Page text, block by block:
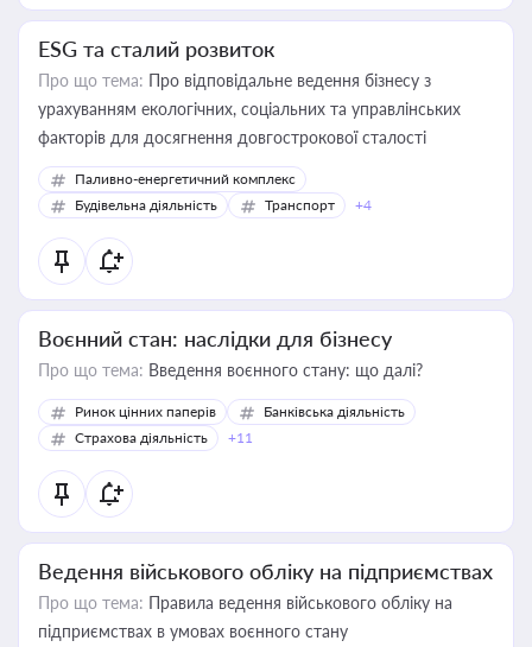
ESG та сталий розвиток
Про що тема: Про відповідальне ведення бізнесу з
урахуванням екологічних, соціальних та управлінських
факторів для досягнення довгострокової сталості
Паливно-енергетичний комплекс
Будівельна діяльність
Транспорт +4
Воєнний стан: наслідки для бізнесу
Про що тема: Введення воєнного стану: що далі?
Ринок цінних паперів
Банківська діяльність
Страхова діяльність
+11
Ведення військового обліку на підприємствах
Про що тема: Правила ведення військового обліку на
підприємствах в умовах воєнного стану